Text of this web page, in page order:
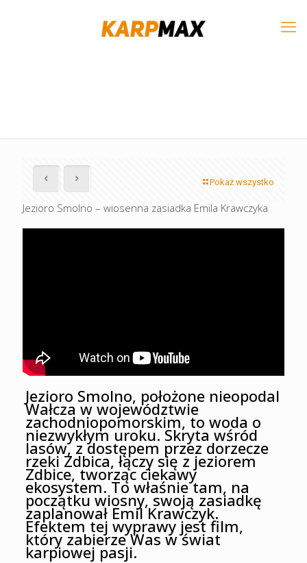
Pokaż wszystko
Jezioro Smolno – wiosenna zasiadka Emila Krawczyka
Jezioro Smolno, położone nieopodal
Wałcza w województwie
zachodniopomorskim, to woda o
niezwykłym uroku. Skryta wśród
lasów, z dostępem przez dorzecze
rzeki Zdbica, łączy się z jeziorem
Zdbice, tworząc ciekawy
ekosystem. To właśnie tam, na
początku wiosny, swoją zasiadkę
zaplanował Emil Krawczyk.
Efektem tej wyprawy jest film,
który zabierze Was w świat
karpiowej pasji.